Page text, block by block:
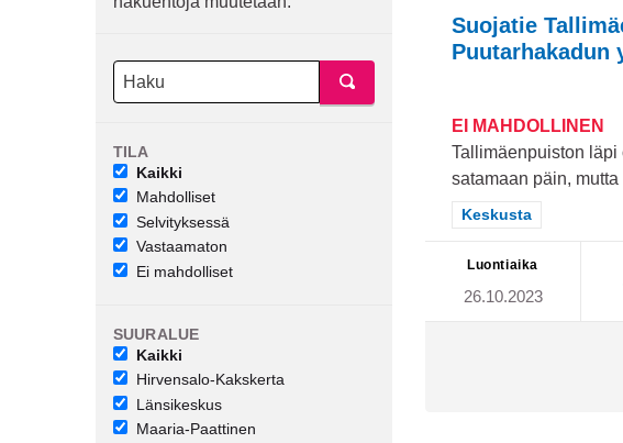
TILA
Kaikki
Mahdolliset
Selvityksessä
Vastaamaton
Ei mahdolliset
SUURALUE
Kaikki
Hirvensalo-Kakskerta
Länsikeskus
Maaria-Paattinen
Suojatie
Puutarhakadun
EI MAHDOLLINEN
Tallimäenpuiston
satamaan päin,
Rajaa tulokset
Keskusta
Luontiaika
26.10.2023